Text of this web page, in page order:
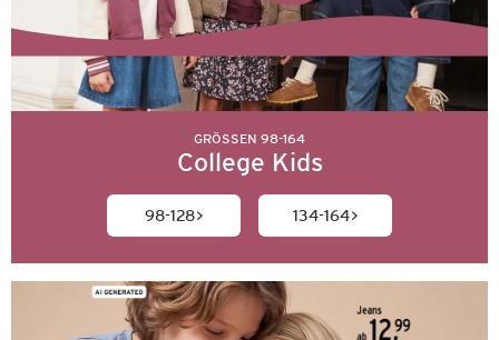
GRÖSSEN 98-164
College Kids
98-128 134-164